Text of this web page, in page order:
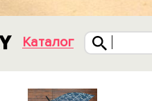
Каталог